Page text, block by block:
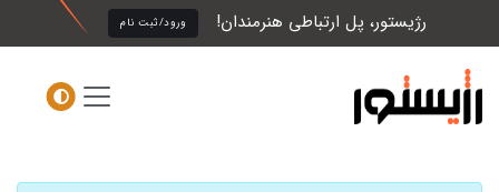
رژیستور، پل ارتباطی هنرمندان! ورود/ثبت نام